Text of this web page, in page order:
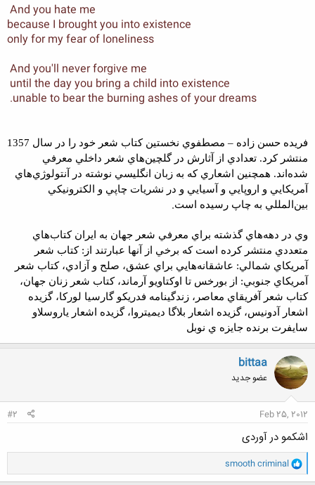
And you hate me
because I brought you into existence
only for my fear of loneliness
And you'll never forgive me
until the day you bring a child into existence
unable to bear the burning ashes of your dreams.
فر يده حسن زاده – مصطفوي نخستي
ن کتاب شعر خود را در سال 1357
منتشر کرد. تعدادي از آثارش در گلچين‌هاي شعر داخلي معرفي
شده‌اند. همچنين اشعار ي که به زبان انگليسي نوشته در آنتولوژ ي‌هاي
آمر يکايي و اروپايي و آسيايي و در نشر يات چاپي و الکترونيکي
بين‌المللي به چاپ رسيده است.
وي در دهه‌هاي گذشته براي معرفي شعر جهان به ايران کتاب‌هاي
متعددي منتشر کرده است که برخي از آنها عبارتند از: کتاب شعر
آمريکاي شمالي: عاشقانه‌هايي براي عشق، صلح و آزادي، کتاب شعر
آمريکاي جنوبي: از بورخس تا اوکتاويو آرماند، کتاب شعر زنان جهان،
کتاب شعر آفريقاي معاصر، زندگينامه فدريکو گارسيا لورکا، گزيده
اشعار آدونيس، گزيده اشعار بلاگا ديميتروا، گزيده اشعار ياروسلاو
سايفرت برنده جايزه ي نوبل
bittaa
عضو جدید
Feb 25, 2012
#2
اشکمو در آوردی
و
ا
smooth criminal